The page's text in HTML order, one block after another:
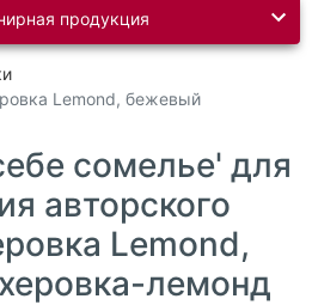
продукция
Lemond, бежевый
сомелье' для
авторского
Lemond,
лемонд